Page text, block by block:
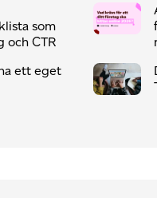
som
och CTR
ett eget